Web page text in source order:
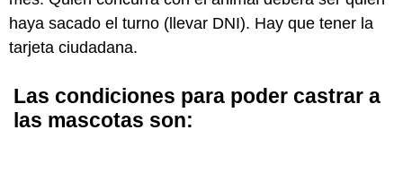
haya sacado el turno (llevar DNI). Hay que tener la
tarjeta ciudadana.
Las condiciones para poder castrar a
las mascotas son: